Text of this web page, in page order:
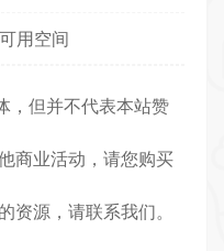
用空间
，但并不代表本站赞
商业活动，请您购买
资源，请联系我们。